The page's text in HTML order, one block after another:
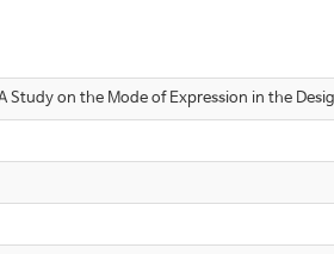
/A Study on the Mode of Expression in the